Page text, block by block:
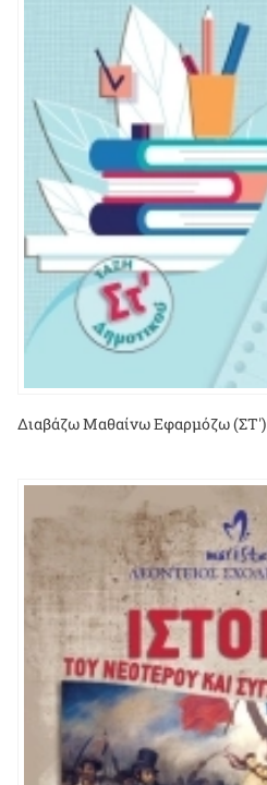
Διαβάζω Μαθαίνω Εφαρμόζω (ΣΤ')